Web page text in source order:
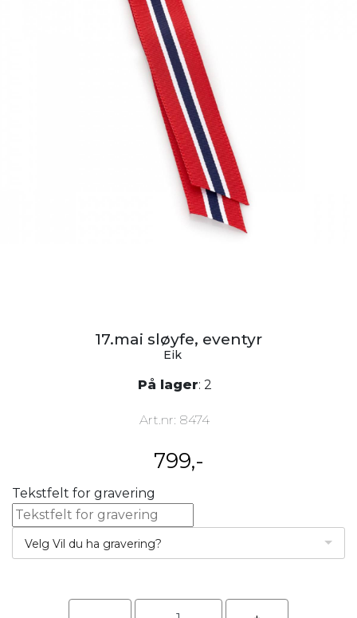
17.mai sløyfe, eventyr
Eik
På lager: 2
Art.nr: 8474
799,-
Tekstfelt for gravering
Velg Vil du ha gravering?